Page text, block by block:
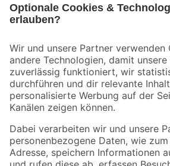
Der toom Newsletter: Keine Angebote und
Zur Newsletter Anmeldung
Folge uns
Zahlungsarten